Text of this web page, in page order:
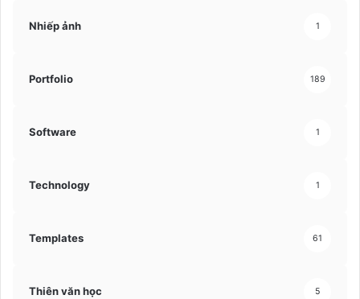
Nhiếp ảnh 1
Portfolio 189
Software 1
Technology 1
Templates 61
Thiên văn học 5